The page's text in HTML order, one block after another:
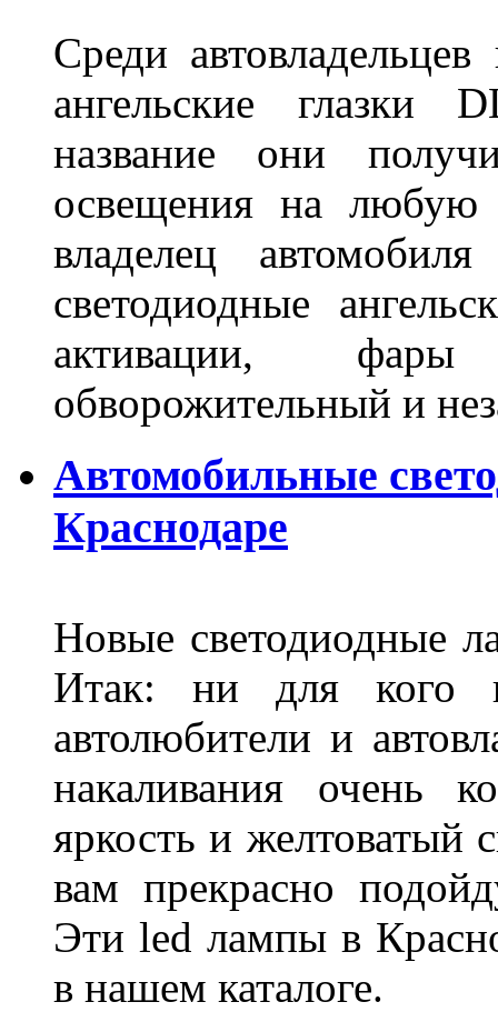
Среди
ангельские глазки
название они
освещения на любую
владелец
светодиодные
активации, фары
обворожительный и
Автомобильные
Краснодаре
Новые светодиодные
Итак: ни для кого
автолюбители и
накаливания очень
яркость и желтоватый
вам прекрасно
Эти led лампы в
в нашем каталоге.